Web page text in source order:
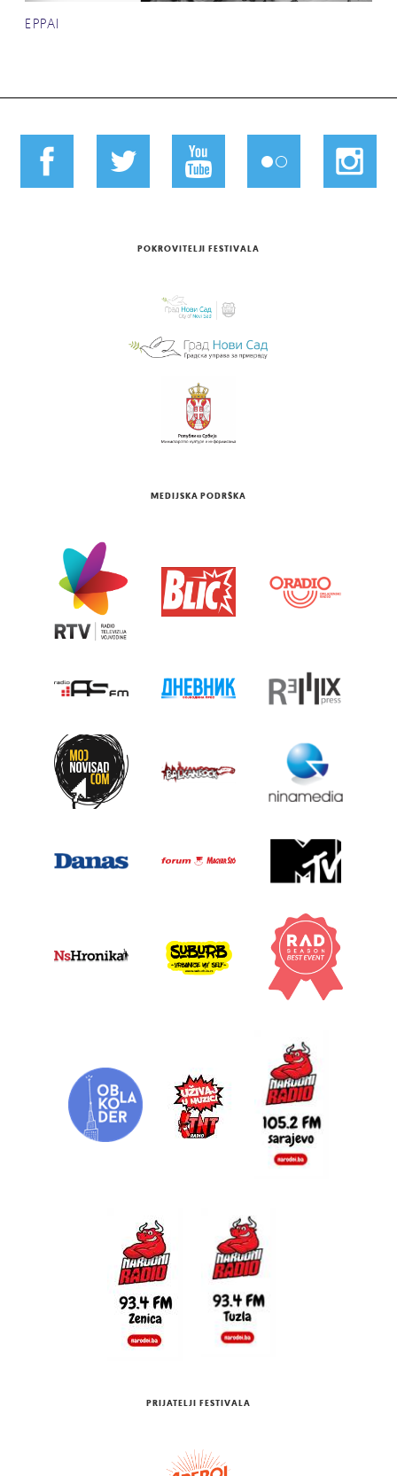
EPPAI
POKROVITELJI FESTIVALA
MEDIJSKA PODRŠKA
PRIJATELJI FESTIVALA